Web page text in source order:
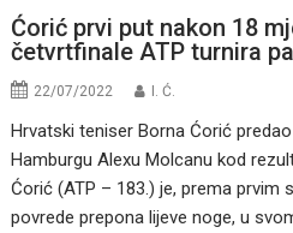
Ćorić prvi put nakon 18
četvrtfinale ATP turnira
22/07/2022 I. Ć.
Hrvatski teniser Borna Ćorić
Hamburgu Alexu Molcanu kod
Ćorić (ATP – 183.) je, prema prvim
povrede prepona lijeve noge, u